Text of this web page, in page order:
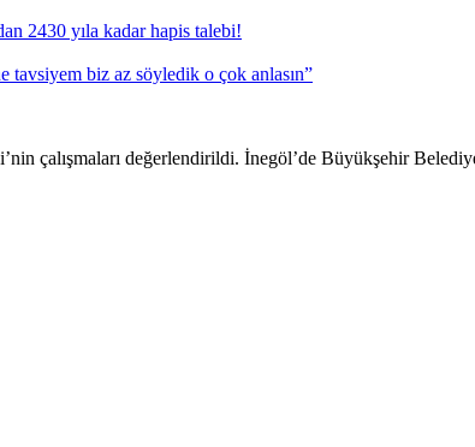
2430 yıla kadar hapis talebi!
tavsiyem biz az söyledik o çok anlasın”
çalışmaları değerlendirildi. İnegöl’de Büyükşehir